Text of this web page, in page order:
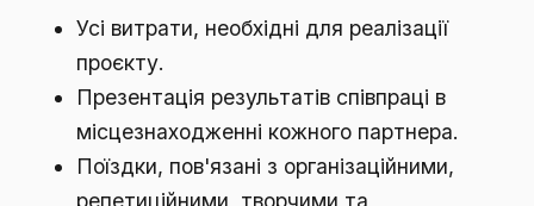
Усі витрати, необхідні для реалізації
проєкту.
Презентація результатів співпраці в
місцезнаходженні кожного партнера.
Поїздки, пов'язані з організаційними,
репетиційними, творчими та